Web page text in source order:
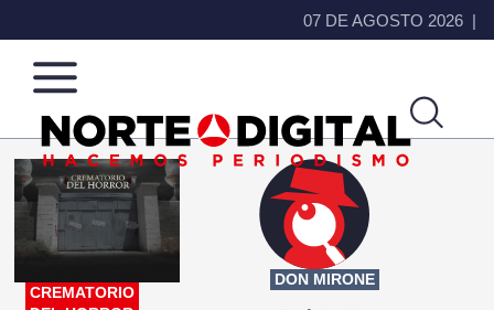
07 DE AGOSTO 2026
Norte
de
Ciudad
Más
que
noticias,
hacemos periodismo
CREMATORIO
DON MIRONE